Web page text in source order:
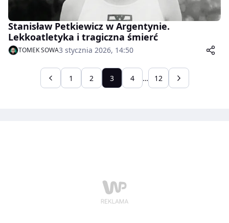
Stanisław Petkiewicz w Argentynie.
Lekkoatletyka i tragiczna śmierć
TOMEK SOWA3 stycznia 2026, 14:50
1 2 3 4 … 12